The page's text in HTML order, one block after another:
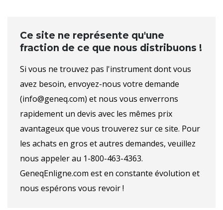
Ce site ne représente qu'une
fraction de ce que nous distribuons !
Si vous ne trouvez pas l'instrument dont vous
avez besoin, envoyez-nous votre demande
(info@geneq.com) et nous vous enverrons
rapidement un devis avec les mêmes prix
avantageux que vous trouverez sur ce site. Pour
les achats en gros et autres demandes, veuillez
nous appeler au 1-800-463-4363.
GeneqEnligne.com est en constante évolution et
nous espérons vous revoir !